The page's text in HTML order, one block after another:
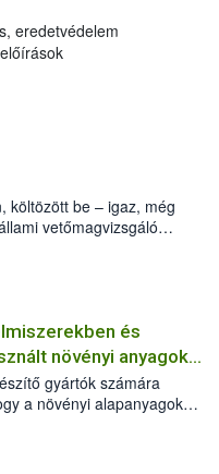
eredetvédelem
költözött be – igaz, még
vetőmagvizsgáló
Czigler Győző által
és
növényi anyagok,
biztonsági
adatbázisokról
gyártók számára
a növényi alapanyagok
nem szabályozottak,
paramétereknek